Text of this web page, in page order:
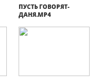
ПУСТЬ ГОВОРЯТ-
ДАНЯ.MP4